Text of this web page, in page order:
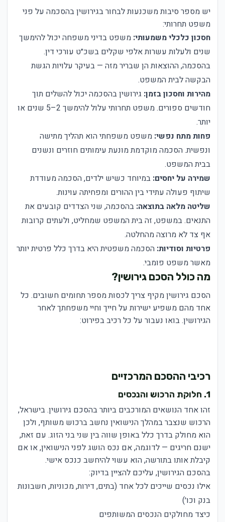
יש מספר סיבות משכנעות לבחור בגירושין בהסכמה על פני
משפט תחרותי:
חסכון כלכלי משמעותי: משפט בדיני משפחה יכול להימשך
שנים ולעלות עשרות אלפי שקלים בשכ״ט עורכי דין.
בהסכמה, ההוצאות הן שבריר מזה — בעיקר עלויות הגשת
הבקשה לבית המשפט.
מהירות וחסכון בזמן: גירושין בהסכמה יכול להשלים תוך
חודשים ספורים. משפט תחרותי עלול להימשך 2–5 שנים או
יותר.
פחות מתח נפשי: משפט משפחתי הוא תהליך מתישה
ונפשית. הסכמה מוקדמת מונעת עימותים חוזרים ונשנים
בבית המשפט.
שמירה על יחסים: במיוחד כשיש ילדים, הסכמה מעודדת
שיתוף פעולה עתידי בין ההורים ומפחיתה עוינות.
שליטה מלאה בתוצאה: בהסכמה, שני הצדדים קובעים את
התנאים. במשפט, זה בית המשפט שמחליט, ולעתים קרובות
אף צד לא מרוצה מהחלטה.
פרטיות וסודיות: הסכמה משפטית היא בדרך כלל פרטית יותר
מאשר משפט פומבי.
מה כולל הסכם גירושין?
הסכם גירושין מקיף צריך לכסות מספר תחומים חשובים. כל
אחד מהם משפיע ישירות על חייך וחיי משפחתך לאחר
הגירושין. בואו נעבור על כל רכיב בפירוט:
רכיבי ההסכם המרכזיים
1. חלוקת הרכוש והנכסים
זהו אחד הנושאים המורכבים ביותר בהסכם גירושין. בישראל,
הרכוש שנצבר במהלך הנישואין נחשב ברכוש משותף, ולכן
הוא מחולק בדרך כלל באופן שווה בין שני בני הזוג. עם זאת,
ישנם חריגים — לדוגמה, אם נכס הושג לפני הנישואין, או אם
קיבלת אותו בתורשה, הוא עשוי להיחשב כנכס אישי.
בהסכם הגירושין, עליכם להציין בדיוק:
אילו נכסים שייכים לכל אחד (בתים, דירות, מכוניות, חשבונות
בנק וכו׳)
כיצד מחולקים הנכסים המשותפים